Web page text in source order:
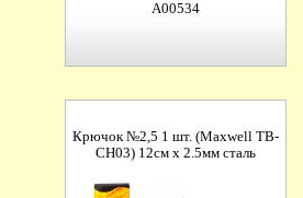
A00534
Крючок №2,5 1 шт. (Maxwell ТВ-
CH03) 12см х 2.5мм сталь